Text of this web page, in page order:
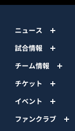
ニュース
試合情報
チーム情報
チケット
イベント
ファンクラブ